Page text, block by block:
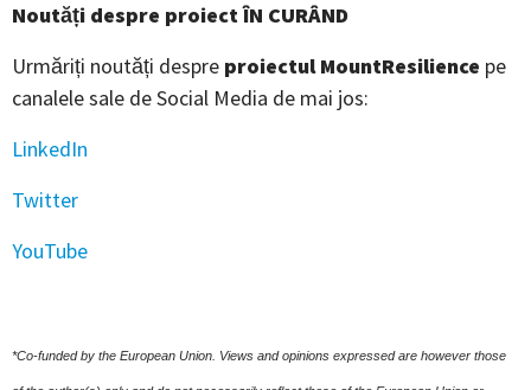
Noutăți despre proiect ÎN CURÂND
Urmăriți noutăți despre proiectul MountResilience pe
canalele sale de Social Media de mai jos:
LinkedIn
Twitter
YouTube
*Co-funded by the European Union. Views and opinions expressed are however those